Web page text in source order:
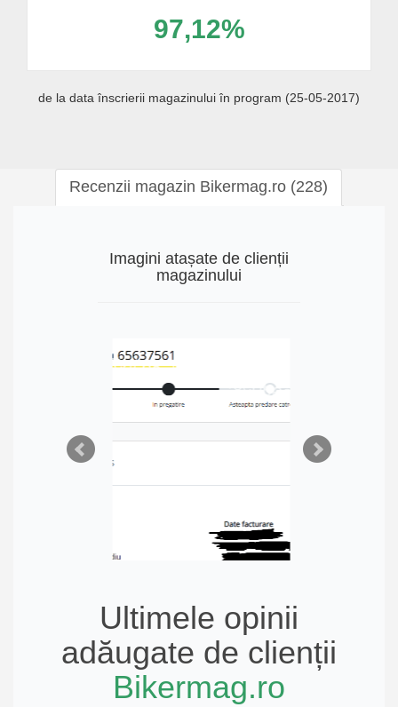
97,12%
de la data înscrierii magazinului în program (25-05-2017)
Recenzii magazin Bikermag.ro (228)
Imagini atașate de clienții
magazinului
Ultimele opinii
adăugate de clienții
Bikermag.ro